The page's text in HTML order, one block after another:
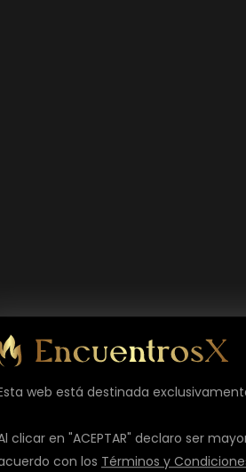
web está destinada
clicar en "ACEPTAR" declaro ser
con los Términos y